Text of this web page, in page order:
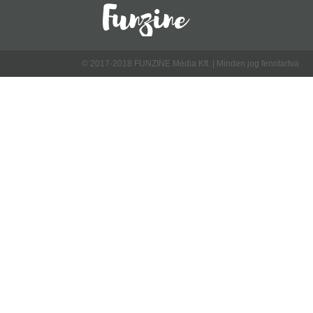
© 2017-2018 FUNZINE Média Kft. | Minden jog fenntartva